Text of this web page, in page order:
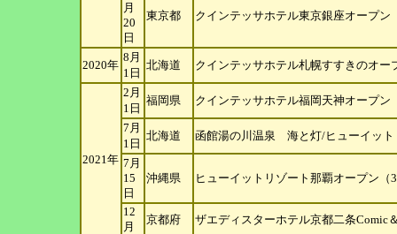
月
20
日
東京都 クインテッサホテル東京銀座オープン
2020年
8月
1日
北海道 クインテッサホテル札幌すすきのオー
2021年
2月
1日
福岡県 クインテッサホテル福岡天神オープン
7月
1日
北海道 函館湯の川温泉 海と灯/ヒューイット
7月
15
日
沖縄県 ヒューイットリゾート那覇オープン（
12
月
京都府 ザエディスターホテル京都二条Comic